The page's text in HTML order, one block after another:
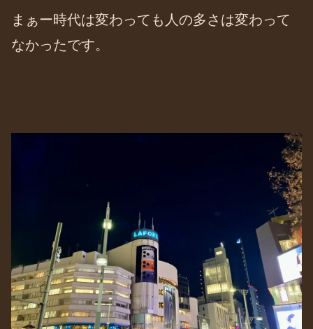
まぁー時代は変わっても人の多さは変わって
なかったです。